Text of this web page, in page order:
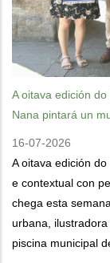
A oitava edición
Nana pintará un
16-07-2026
A oitava edición
e contextual con
chega esta
urbana,
piscina municipal